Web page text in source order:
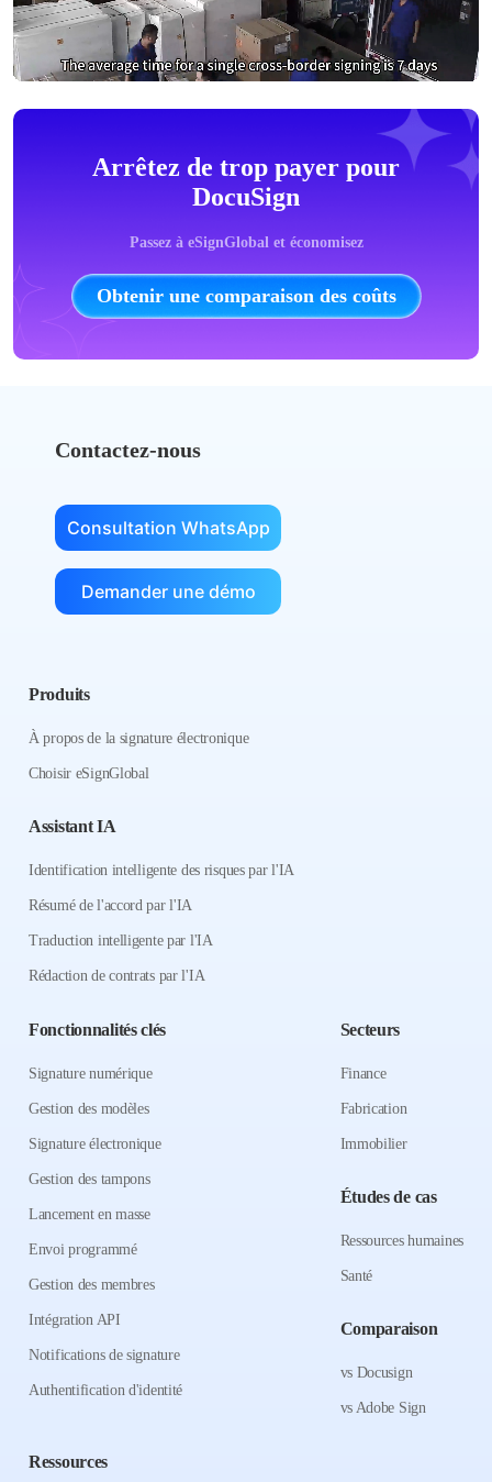
Arrêtez de trop payer pour
DocuSign
Passez à eSignGlobal et économisez
Obtenir une comparaison des coûts
Contactez-nous
Consultation WhatsApp
Demander une démo
Produits
À propos de la signature électronique
Choisir eSignGlobal
Assistant IA
Identification intelligente des risques par l'IA
Résumé de l'accord par l'IA
Traduction intelligente par l'IA
Rédaction de contrats par l'IA
Fonctionnalités clés
Signature numérique
Gestion des modèles
Signature électronique
Gestion des tampons
Lancement en masse
Envoi programmé
Gestion des membres
Intégration API
Notifications de signature
Authentification d'identité
Secteurs
Finance
Fabrication
Immobilier
Études de cas
Ressources humaines
Santé
Comparaison
vs Docusign
vs Adobe Sign
Ressources